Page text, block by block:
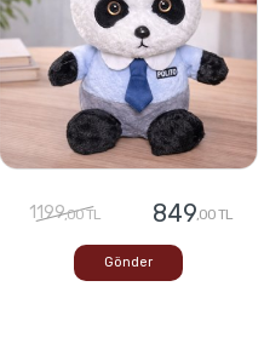
1199,00 TL 849,00 TL
Gönder